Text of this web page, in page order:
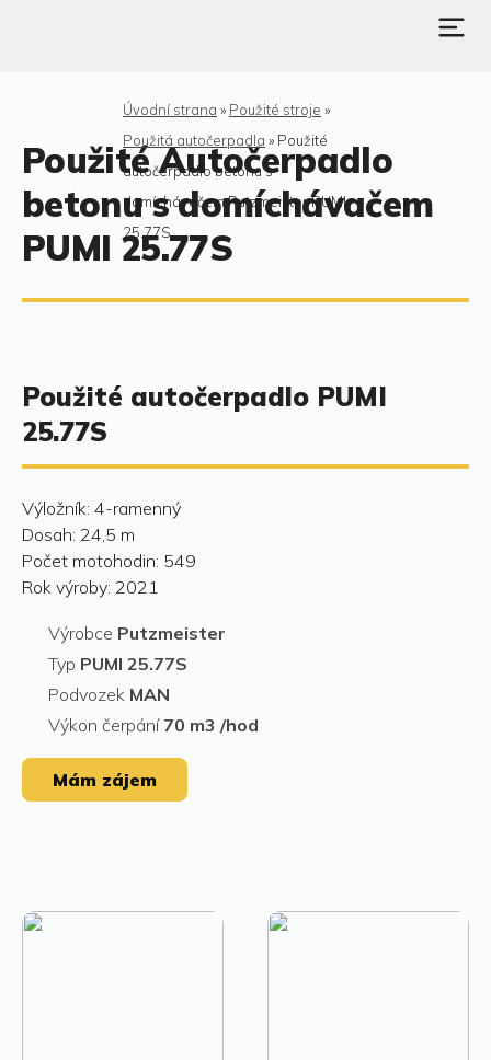
Úvodní strana » Použité stroje »
Použitá autočerpadla » Použité
autočerpadlo betonu s
domíchávačem Putzmeister PUMI
25.77S
Použité Autočerpadlo
betonu s domíchávačem
PUMI 25.77S
Použité autočerpadlo PUMI
25.77S
Výložník: 4-ramenný
Dosah: 24,5 m
Počet motohodin: 549
Rok výroby: 2021
Výrobce Putzmeister
Typ PUMI 25.77S
Podvozek MAN
Výkon čerpání 70 m3 /hod
Mám zájem